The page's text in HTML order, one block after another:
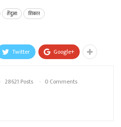
तेंदुआ शिकार
Twitter Google+
28621 Posts 0 Comments